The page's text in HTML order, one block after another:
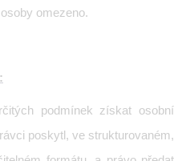
omezeno.
podmínek získat osobní
poskytl, ve strukturovaném,